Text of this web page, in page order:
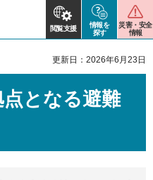
閲覧支援
情報を
探す
災害・安全
情報
更新日：2026年6月23日
となる避難